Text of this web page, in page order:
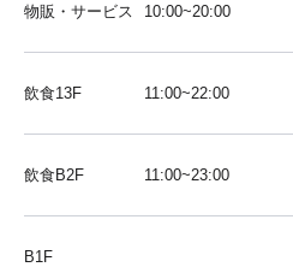
物販・サービス 10:00~20:00
飲食13F 11:00~22:00
飲食B2F 11:00~23:00
B1F